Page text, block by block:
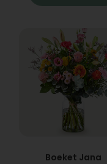
Boeket Jana